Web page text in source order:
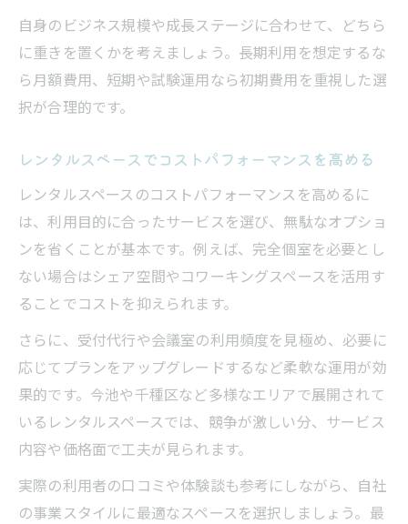
自身のビジネス規模や成長ステージに合わせて、どちら
に重きを置くかを考えましょう。長期利用を想定するな
ら月額費用、短期や試験運用なら初期費用を重視した選
択が合理的です。
レンタルスペースでコストパフォーマンスを高める
レンタルスペースのコストパフォーマンスを高めるに
は、利用目的に合ったサービスを選び、無駄なオプショ
ンを省くことが基本です。例えば、完全個室を必要とし
ない場合はシェア空間やコワーキングスペースを活用す
ることでコストを抑えられます。
さらに、受付代行や会議室の利用頻度を見極め、必要に
応じてプランをアップグレードするなど柔軟な運用が効
果的です。今池や千種区など多様なエリアで展開されて
いるレンタルスペースでは、競争が激しい分、サービス
内容や価格面で工夫が見られます。
実際の利用者の口コミや体験談も参考にしながら、自社
の事業スタイルに最適なスペースを選択しましょう。最